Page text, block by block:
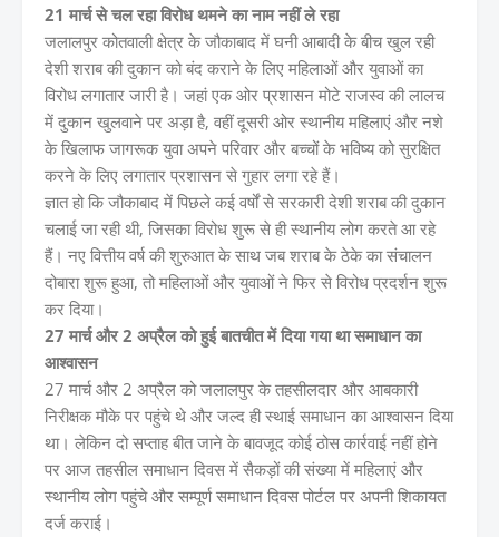
21 मार्च से चल रहा विरोध थमने का नाम नहीं ले रहा
जलालपुर कोतवाली क्षेत्र के जौकाबाद में घनी आबादी के बीच खुल रही
देशी शराब की दुकान को बंद कराने के लिए महिलाओं और युवाओं का
विरोध लगातार जारी है। जहां एक ओर प्रशासन मोटे राजस्व की लालच
में दुकान खुलवाने पर अड़ा है, वहीं दूसरी ओर स्थानीय महिलाएं और नशे
के खिलाफ जागरूक युवा अपने परिवार और बच्चों के भविष्य को सुरक्षित
करने के लिए लगातार प्रशासन से गुहार लगा रहे हैं।
ज्ञात हो कि जौकाबाद में पिछले कई वर्षों से सरकारी देशी शराब की दुकान
चलाई जा रही थी, जिसका विरोध शुरू से ही स्थानीय लोग करते आ रहे
हैं। नए वित्तीय वर्ष की शुरुआत के साथ जब शराब के ठेके का संचालन
दोबारा शुरू हुआ, तो महिलाओं और युवाओं ने फिर से विरोध प्रदर्शन शुरू
कर दिया।
27 मार्च और 2 अप्रैल को हुई बातचीत में दिया गया था समाधान का
आश्वासन
27 मार्च और 2 अप्रैल को जलालपुर के तहसीलदार और आबकारी
निरीक्षक मौके पर पहुंचे थे और जल्द ही स्थाई समाधान का आश्वासन दिया
था। लेकिन दो सप्ताह बीत जाने के बावजूद कोई ठोस कार्रवाई नहीं होने
पर आज तहसील समाधान दिवस में सैकड़ों की संख्या में महिलाएं और
स्थानीय लोग पहुंचे और सम्पूर्ण समाधान दिवस पोर्टल पर अपनी शिकायत
दर्ज कराई।